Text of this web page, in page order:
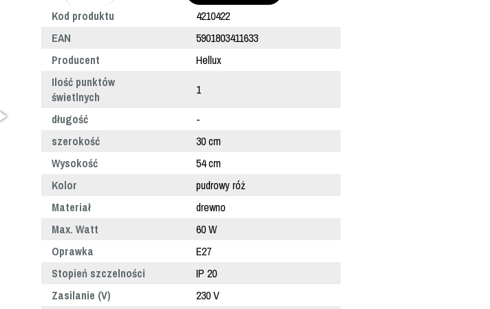
Kod produktu
4210422
EAN
5901803411633
Producent
Hellux
Ilość punktów
świetlnych
1
długość
-
szerokość
30 cm
Wysokość
54 cm
Kolor
pudrowy róż
Materiał
drewno
Max. Watt
60 W
Oprawka
E27
Stopień szczelności
IP 20
Zasilanie (V)
230 V